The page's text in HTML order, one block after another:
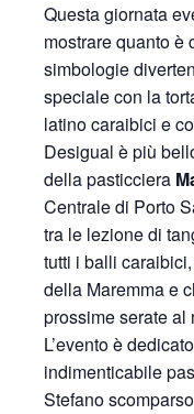
Questa giornata
mostrare quanto è
simbologie
speciale con la
latino caraibici e
Desigual è più
della pasticciera
Centrale di Porto
tra le lezione di
tutti i balli
della Maremma e
prossime serate al
L’evento è
indimenticabile
Stefano